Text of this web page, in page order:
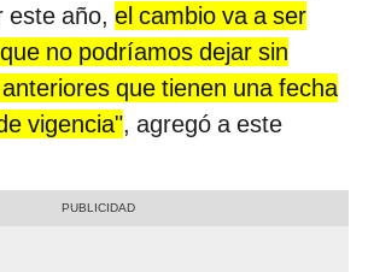
este año, el cambio va a ser
no podríamos dejar sin
que tienen una fecha
vigencia", agregó a este